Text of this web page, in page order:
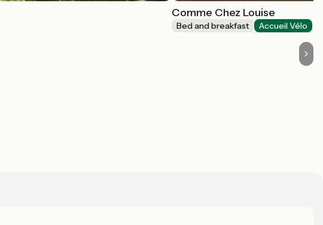
Comme Chez Louise
Bed and breakfast Accueil Vélo